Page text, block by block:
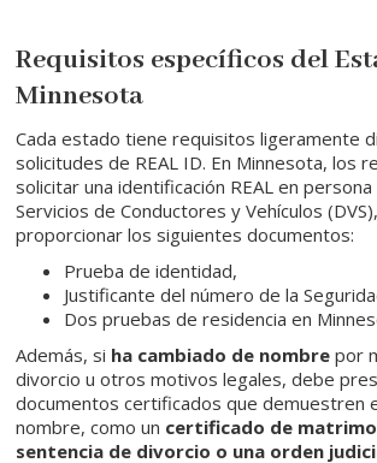
Requisitos específicos del
Minnesota
Cada estado tiene requisitos ligeramente
solicitudes de REAL ID. En Minnesota, los
solicitar una identificación REAL en
Servicios de Conductores y Vehículos
proporcionar los siguientes documentos:
Prueba de identidad,
Justificante del número de la
Dos pruebas de residencia en
Además, si ha cambiado de nombre por
divorcio u otros motivos legales, debe
documentos certificados que demuestren
nombre, como un certificado de
sentencia de divorcio o una orden